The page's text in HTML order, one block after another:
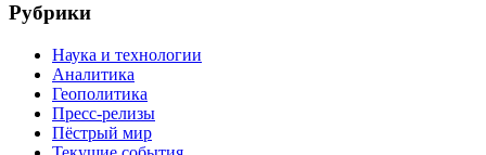
Рубрики
Наука и технологии
Аналитика
Геополитика
Пресс-релизы
Пёстрый мир